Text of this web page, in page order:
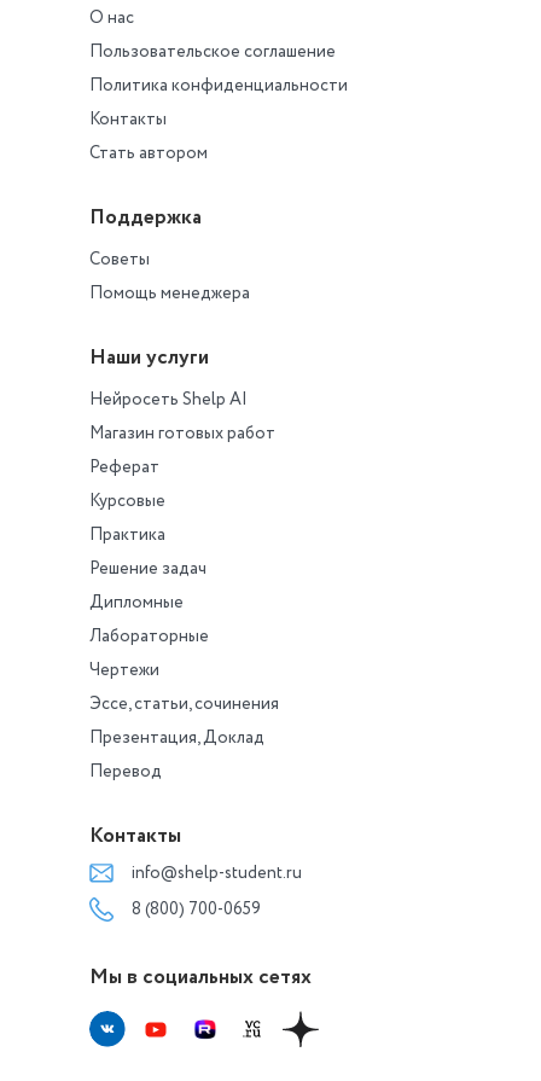
О нас
Пользовательское соглашение
Политика конфиденциальности
Контакты
Стать автором
Поддержка
Советы
Помощь менеджера
Наши услуги
Нейросеть Shelp AI
Магазин готовых работ
Реферат
Курсовые
Практика
Решение задач
Дипломные
Лабораторные
Чертежи
Эссе, статьи, сочинения
Презентация, Доклад
Перевод
Контакты
info@shelp-student.ru
8 (800) 700-0659
Мы в социальных сетях